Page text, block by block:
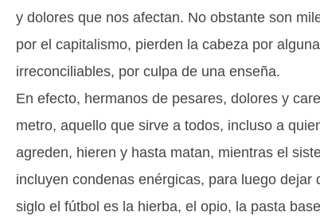
y dolores que nos afectan. No obstante son
por el capitalismo, pierden la cabeza por
irreconciliables, por culpa de una enseña.
En efecto, hermanos de pesares, dolores y
metro, aquello que sirve a todos, incluso a
agreden, hieren y hasta matan, mientras el
incluyen condenas enérgicas, para luego
siglo el fútbol es la hierba, el opio, la pasta